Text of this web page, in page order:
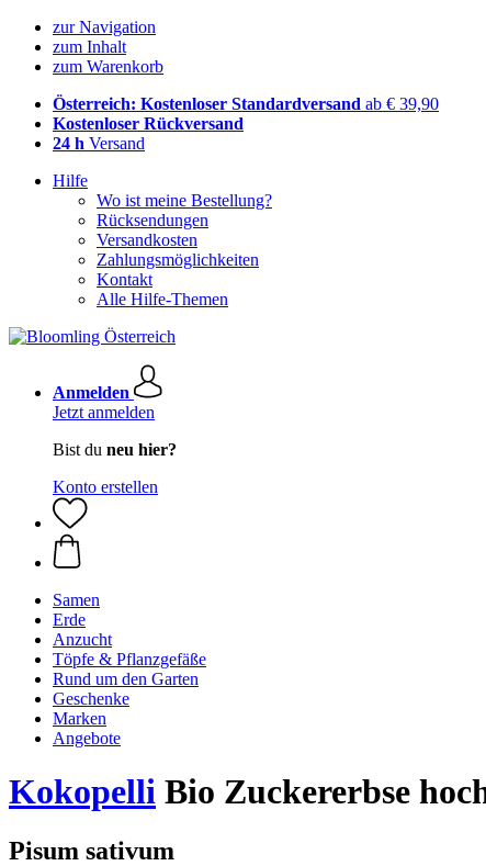
zur Navigation
zum Inhalt
zum Warenkorb
Österreich: Kostenloser Standardversand ab € 39,90
Kostenloser Rückversand
24 h Versand
Hilfe
Wo ist meine Bestellung?
Rücksendungen
Versandkosten
Zahlungsmöglichkeiten
Kontakt
Alle Hilfe-Themen
Anmelden
Jetzt anmelden
Bist du neu hier?
Konto erstellen
Samen
Erde
Anzucht
Töpfe & Pflanzgefäße
Rund um den Garten
Geschenke
Marken
Angebote
Kokopelli Bio Zuckererbse
Pisum sativum